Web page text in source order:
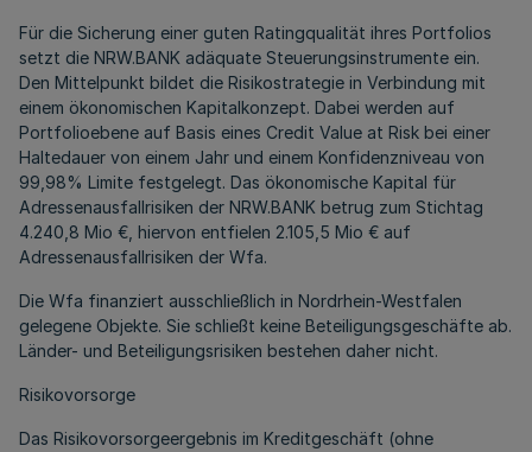
Für die Sicherung einer guten Ratingqualität ihres Portfolios
setzt die NRW.BANK adäquate Steuerungsinstrumente ein.
Den Mittelpunkt bildet die Risikostrategie in Verbindung mit
einem ökonomischen Kapitalkonzept. Dabei werden auf
Portfolioebene auf Basis eines Credit Value at Risk bei einer
Haltedauer von einem Jahr und einem Konfidenzniveau von
99,98% Limite festgelegt. Das ökonomische Kapital für
Adressenausfallrisiken der NRW.BANK betrug zum Stichtag
4.240,8 Mio €, hiervon entfielen 2.105,5 Mio € auf
Adressenausfallrisiken der Wfa.
Die Wfa finanziert ausschließlich in Nordrhein-Westfalen
gelegene Objekte. Sie schließt keine Beteiligungsgeschäfte ab.
Länder- und Beteiligungsrisiken bestehen daher nicht.
Risikovorsorge
Das Risikovorsorgeergebnis im Kreditgeschäft (ohne